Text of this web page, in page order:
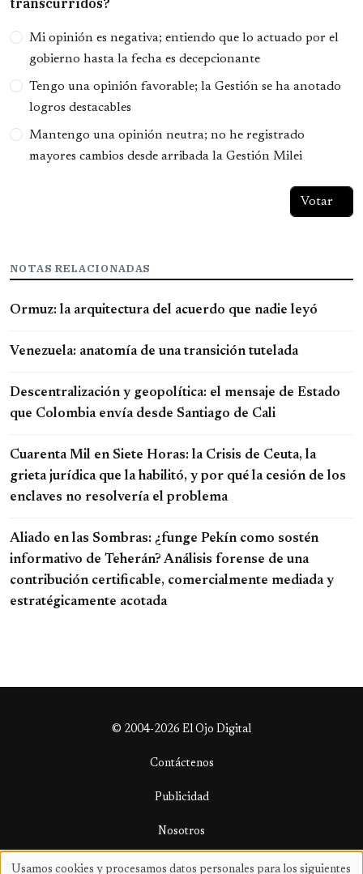
transcurridos?
Opciones
Mi opinión es negativa; entiendo que lo actuado por el
gobierno hasta la fecha es decepcionante
Tengo una opinión favorable; la Gestión se ha anotado
logros destacables
Mantengo una opinión neutra; no he registrado
mayores cambios desde arribada la Gestión Milei
NOTAS RELACIONADAS
Ormuz: la arquitectura del acuerdo que nadie leyó
Venezuela: anatomía de una transición tutelada
Descentralización y geopolítica: el mensaje de Estado
que Colombia envía desde Santiago de Cali
Cuarenta Mil en Siete Horas: la Crisis de Ceuta, la
grieta jurídica que la habilitó, y por qué la cesión de los
enclaves no resolvería el problema
Aliado en las Sombras: ¿funge Pekín como sostén
informativo de Teherán? Análisis forense de una
contribución certificable, comercialmente mediada y
estratégicamente acotada
© 2004-2026 El Ojo Digital
Contáctenos
Publicidad
Nosotros
Términos y condiciones
Usamos cookies y procesamos datos personales para los siguientes